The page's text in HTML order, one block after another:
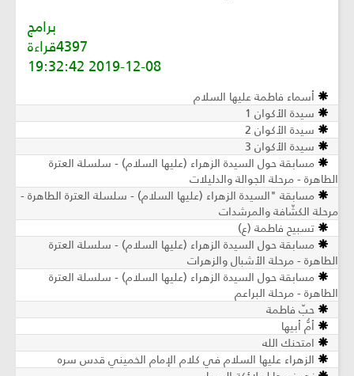
برامج
4397قراءة
2019-12-08 19:32:42
أسماء فاطمة عليها السلام ‏
سيدة الأكوان 1
سيدة الأكوان 2
سيدة الأكوان 3
مسابقة حول السيدة الزهراء (عليها السلام) - سلسلة العترة
الطاهرة - مرحلة الجوالة والدليلات
مسابقة "السيدة الزهراء (عليها السلام) - سلسلة العترة الطاهرة -
مرحلة الكشّافة والمرشدات
تسبيح فاطمة (ع)
مسابقة حول السيدة الزهراء (عليها السلام) - سلسلة العترة
الطاهرة - مرحلة الأشبال والزهرات
مسابقة حول السيدة الزهراء (عليها السلام) - سلسلة العترة
الطاهرة - مرحلة البراعم
حبّ فاطمة
أمُّ أبيها
امتحنك الله
الزهراء عليها السلام في كلام الإمام الخميني قدس سره